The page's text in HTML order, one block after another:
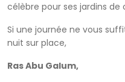
célèbre pour ses jardins de
Si une journée ne vous
nuit sur place,
Ras Abu Galum,